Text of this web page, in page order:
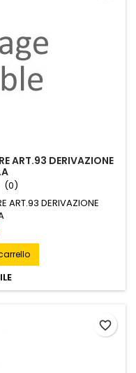
ART.93 DERIVAZIONE
(0)
ART.93 DERIVAZIONE
favorite_border